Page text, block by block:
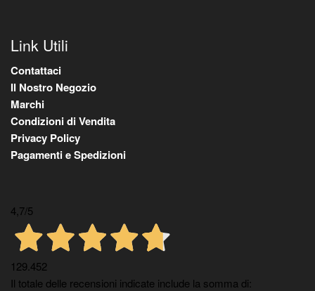
Link Utili
Contattaci
Il Nostro Negozio
Marchi
Condizioni di Vendita
Privacy Policy
Pagamenti e Spedizioni
4,7/5
129.452
Il totale delle recensioni indicate include la somma di: